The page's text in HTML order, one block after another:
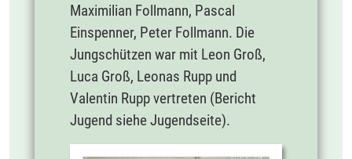
Maximilian Follmann, Pascal
Einspenner, Peter Follmann. Die
Jungschützen war mit Leon Groß,
Luca Groß, Leonas Rupp und
Valentin Rupp vertreten (Bericht
Jugend siehe Jugendseite).